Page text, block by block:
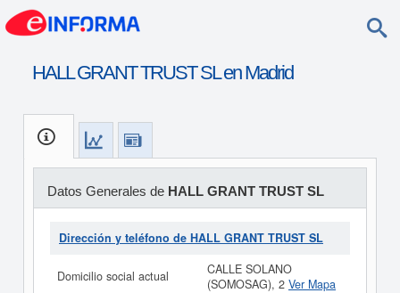
HALL GRANT TRUST SL en Madrid
Datos Generales de HALL GRANT TRUST SL
Dirección y teléfono de HALL GRANT TRUST SL
Domicilio social actual
CALLE SOLANO
(SOMOSAG), 2 Ver Mapa